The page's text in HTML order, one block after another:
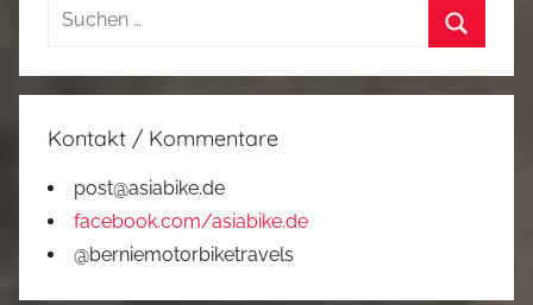
Suchen
Kontakt / Kommentare
post@asiabike.de
facebook.com/asiabike.de
@berniemotorbiketravels